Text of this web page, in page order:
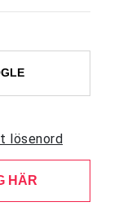
lösenord
HÄR